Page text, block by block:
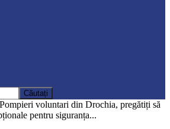
Pompieri voluntari din Drochia, pregătiți să
pentru siguranța...